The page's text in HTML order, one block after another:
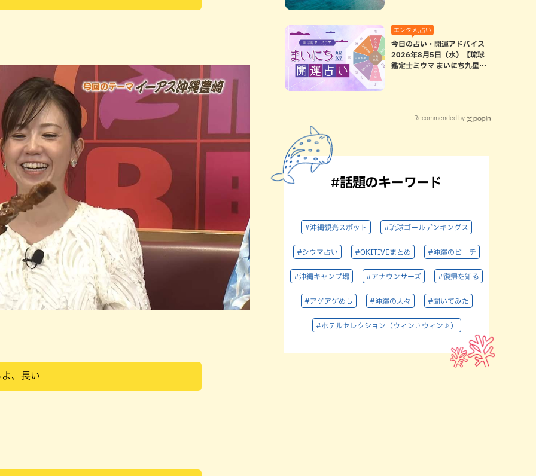
、長い
エンタメ,占い
今日の占い・開運アドバイス
2026年8月5日（水）【琉球
鑑定士ミウマ まいにち九星気
Recommended by
#話題のキーワード
#沖縄観光スポット #琉球ゴールデンキングス
#シウマ占い #OKITIVEまとめ #沖縄のビーチ
#沖縄キャンプ場 #アナウンサーズ #復帰を知る
#アゲアゲめし #沖縄の人々 #聞いてみた
#ホテルセレクション（ウィン♪ウィン♪）